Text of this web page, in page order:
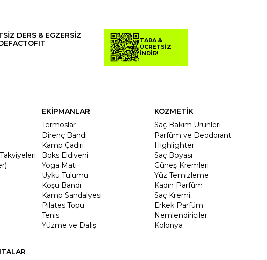
DERS & EGZERSİZ
TARA &
ÜCRETSİZ
İNDİR!
EKİPMANLAR
Termoslar
Direnç Bandı
Kamp Çadırı
Boks Eldiveni
Yoga Matı
Uyku Tulumu
Koşu Bandı
Kamp Sandalyesi
Pilates Topu
Tenis
Yüzme ve Dalış
KOZMETİK
Saç Bakım Ürünleri
Parfüm ve Deodorant
Highlighter
Saç Boyası
Güneş Kremleri
Yüz Temizleme
Kadın Parfüm
Saç Kremi
Erkek Parfüm
Nemlendiriciler
Kolonya